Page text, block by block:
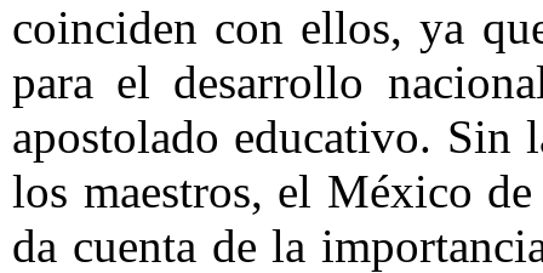
coinciden con ellos, ya
para el desarrollo
apostolado educativo. Sin
los maestros, el México
da cuenta de la